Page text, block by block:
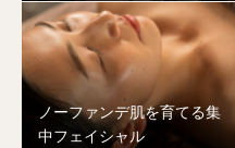
ノーファンデ肌を育てる集
中フェイシャル